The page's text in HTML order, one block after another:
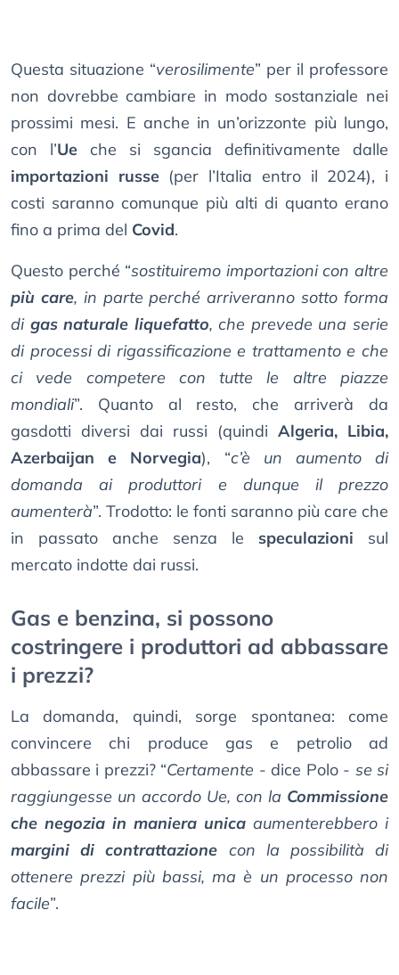
Questa situazione “verosilimente” per il professore
non dovrebbe cambiare in modo sostanziale nei
prossimi mesi. E anche in un’orizzonte più lungo,
con l’Ue che si sgancia definitivamente dalle
importazioni russe(per l’Italia entro il 2024), i
costi saranno comunque più alti di quanto erano
fino a prima del Covid.
Questo perché “sostituiremo importazioni con altre
più care, in parte perché arriveranno sotto forma
di gas naturale liquefatto, che prevede una serie
di processi di rigassificazione e trattamento e che
ci vede competere con tutte le altre piazze
mondiali”. Quanto al resto, che arriverà da
gasdotti diversi dai russi (quindi Algeria, Libia,
Azerbaijan e Norvegia), “c’è un aumento di
domanda ai produttori e dunque il prezzo
aumenterà”. Trodotto: le fonti saranno più care che
in passato anche senza le speculazioni sul
mercato indotte dai russi.
Gas e benzina, si possono
costringere i produttori ad abbassare
i prezzi?
La domanda, quindi, sorge spontanea: come
convincere chi produce gas e petrolio ad
abbassare i prezzi? “Certamente - dice Polo - se si
raggiungesse un accordo Ue, con la Commissione
che negozia in maniera unica aumenterebbero i
margini di contrattazione con la possibilità di
ottenere prezzi più bassi, ma è un processo non
facile”.